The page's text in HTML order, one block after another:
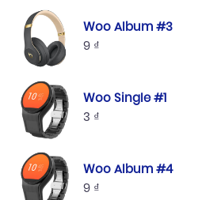
Woo Album #3
9 ₫
Woo Single #1
3 ₫
Woo Album #4
9 ₫